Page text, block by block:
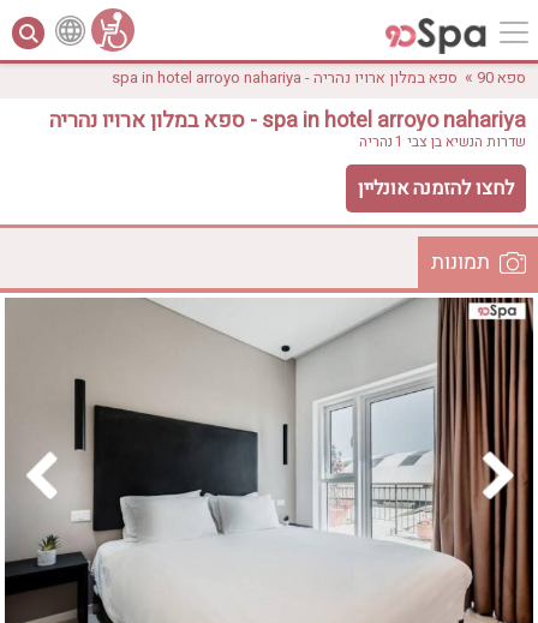
לפי אבזורים
ארוחה
בריכה חיצונית
ג'קוזי
ג'קוזי פרטי
חדר כושר
חמאם טורקי
טווח מחירים
ספא 90 » ספא במלון ארויו נהריה - spa in hotel arroyo nahariya
ספא במלון ארויו נהריה - spa in hotel arroyo nahariya
שדרות הנשיא בן צבי 1 נהריה
לחצו להזמנה אונליין
תמונות
המקום